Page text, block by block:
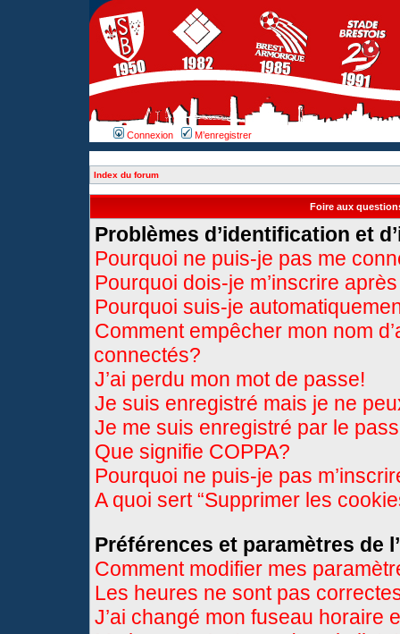
Connexion M’enregistrer
Index du forum
Foire aux
Problèmes d’identification et
Pourquoi ne puis-je pas me
Pourquoi dois-je m’inscrire
Pourquoi suis-je
Comment empêcher mon nom
connectés?
J’ai perdu mon mot de passe!
Je suis enregistré mais je ne
Je me suis enregistré par le
Que signifie COPPA?
Pourquoi ne puis-je pas
A quoi sert “Supprimer les
Préférences et paramètres de
Comment modifier mes
Les heures ne sont pas
J’ai changé mon fuseau horaire